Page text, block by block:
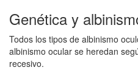
Genética y
Todos los tipos de albinismo
albinismo ocular se heredan
recesivo.